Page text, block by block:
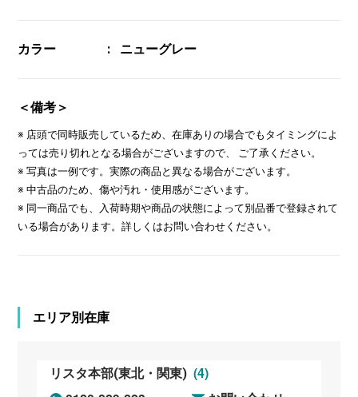
カラー ニューグレー
＜備考＞
※ 店頭で同時販売しているため、在庫ありの場合でもタイミングによ
っては売り切れとなる場合がございますので、 ご了承ください。
※ 写真は一例です。実際の商品と異なる場合がございます。
※ 中古品のため、傷や汚れ・使用感がございます。
※ 同一商品でも、入荷時期や商品の状態によって別品番で登録されて
いる場合があります。詳しくはお問い合わせください。
エリア別在庫
リスタ本部(東北・関東) (4)